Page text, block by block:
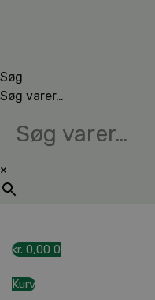
Søg
Søg varer…
×
kr. 0,00 0
Kurv